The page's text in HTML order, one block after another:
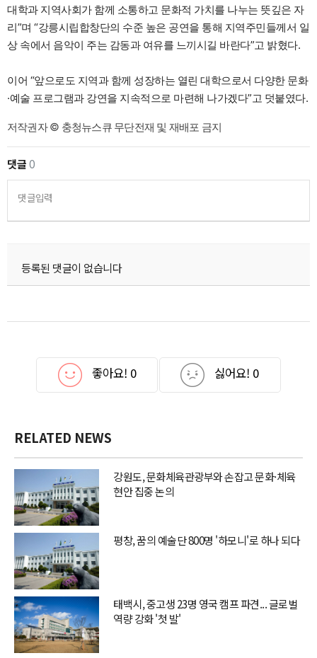
대학과 지역사회가 함께 소통하고 문화적 가치를 나누는 뜻깊은 자
리”며 “강릉시립합창단의 수준 높은 공연을 통해 지역주민들께서 일
상 속에서 음악이 주는 감동과 여유를 느끼시길 바란다”고 밝혔다.
이어 “앞으로도 지역과 함께 성장하는 열린 대학으로서 다양한 문화
·예술 프로그램과 강연을 지속적으로 마련해 나가겠다”고 덧붙였다.
저작권자 © 충청뉴스큐 무단전재 및 재배포 금지
댓글0
댓글입력
등록된 댓글이 없습니다
좋아요! 0 싫어요! 0
RELATED NEWS
강원도, 문화체육관광부와 손잡고 문화·체육
현안 집중 논의
평창, 꿈의 예술단 800명 '하모니'로 하나 되다
태백시, 중고생 23명 영국 캠프 파견... 글로벌
역량 강화 '첫 발'